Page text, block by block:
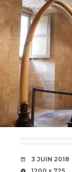
DATE
3 JUIN 2018
TAILLE